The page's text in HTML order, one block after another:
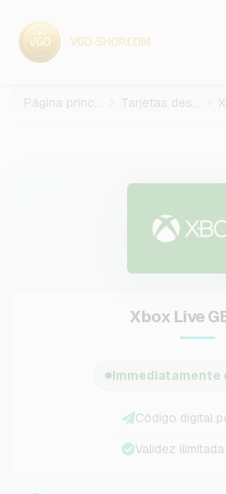
Página principal Tarjetas des juegos
Xbox Live
Immediatamente
Código digital
Validez ilimitada